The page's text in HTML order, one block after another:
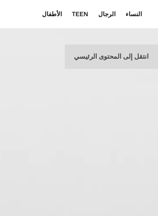
انتقل إلى المحتوى الرئيسي
النساء الرجال TEEN الأطفال